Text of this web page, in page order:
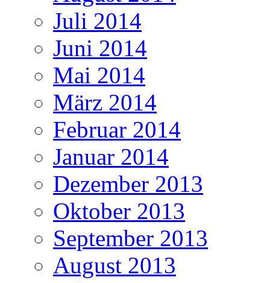
Juli 2014
Juni 2014
Mai 2014
März 2014
Februar 2014
Januar 2014
Dezember 2013
Oktober 2013
September 2013
August 2013